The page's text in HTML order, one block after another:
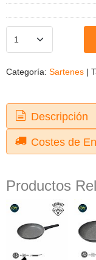
Categoría: Sartenes |
Descripción
Costes de
Productos